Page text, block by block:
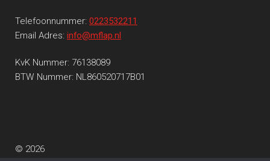
Telefoonnummer: 0223532211
Email Adres: info@mflap.nl
KvK Nummer: 76138089
BTW Nummer: NL860520717B01
© 2026